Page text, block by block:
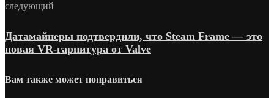
следующий
Датамайнеры подтвердили, что Steam Frame — это
новая VR-гарнитура от Valve
Вам также может понравиться